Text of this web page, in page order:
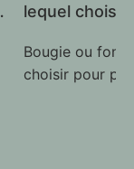
lequel choisir
Bougie ou
choisir pour